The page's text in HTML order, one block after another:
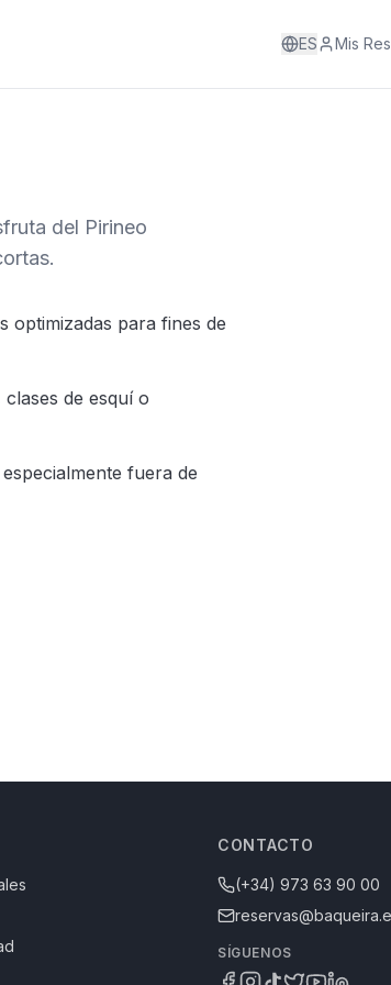
ES Mis
del Pirineo
optimizadas para fines de
de esquí o
fuera de
CONTACTO
(+34) 973 63 90 00
SÍGUENOS